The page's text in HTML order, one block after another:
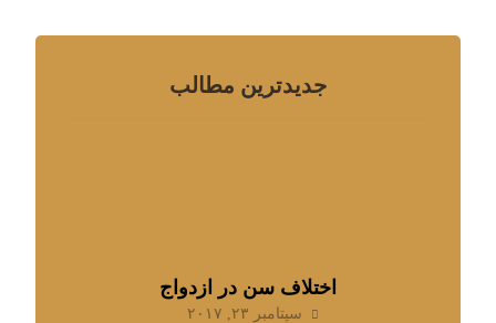
جدیدترین مطالب
اختلاف سن در ازدواج
سپتامبر ۲۳, ۲۰۱۷